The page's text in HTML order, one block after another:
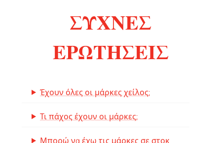
ΣΥΧΝΈΣ
ΕΡΩΤΉΣΕΙΣ
Έχουν όλες οι μάρκες χείλος;
Τι πάχος έχουν οι μάρκες;